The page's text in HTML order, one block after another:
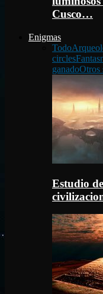
Cusco…
Enigmas
Todo
circles
ganadoOtros
Estudio